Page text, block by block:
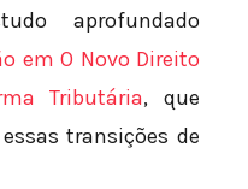
aprofundado
em O Novo Direito
Tributária, que
transições de